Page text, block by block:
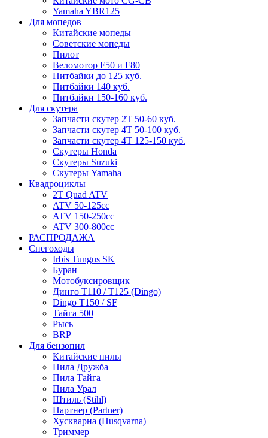
Yamaha YBR125
Для мопедов
Китайские мопеды
Советские мопеды
Пилот
Веломотор F50 и F80
Питбайки до 125 куб.
Питбайки 140 куб.
Питбайки 150-160 куб.
Для скутера
Запчасти скутер 2Т 50-60 куб.
Запчасти скутер 4Т 50-100 куб.
Запчасти скутер 4Т 125-150 куб.
Скутеры Honda
Скутеры Suzuki
Скутеры Yamaha
Квадроциклы
2T Quad ATV
ATV 50-125cc
ATV 150-250cc
ATV 300-800cc
РАСПРОДАЖА
Снегоходы
Irbis Tungus SK
Буран
Мотобуксировщик
Динго T110 / T125 (Dingo)
Dingo T150 / SF
Тайга 500
Рысь
BRP
Для бензопил
Китайские пилы
Пила Дружба
Пила Тайга
Пила Урал
Штиль (Stihl)
Партнер (Partner)
Хускварна (Husqvarna)
Триммер